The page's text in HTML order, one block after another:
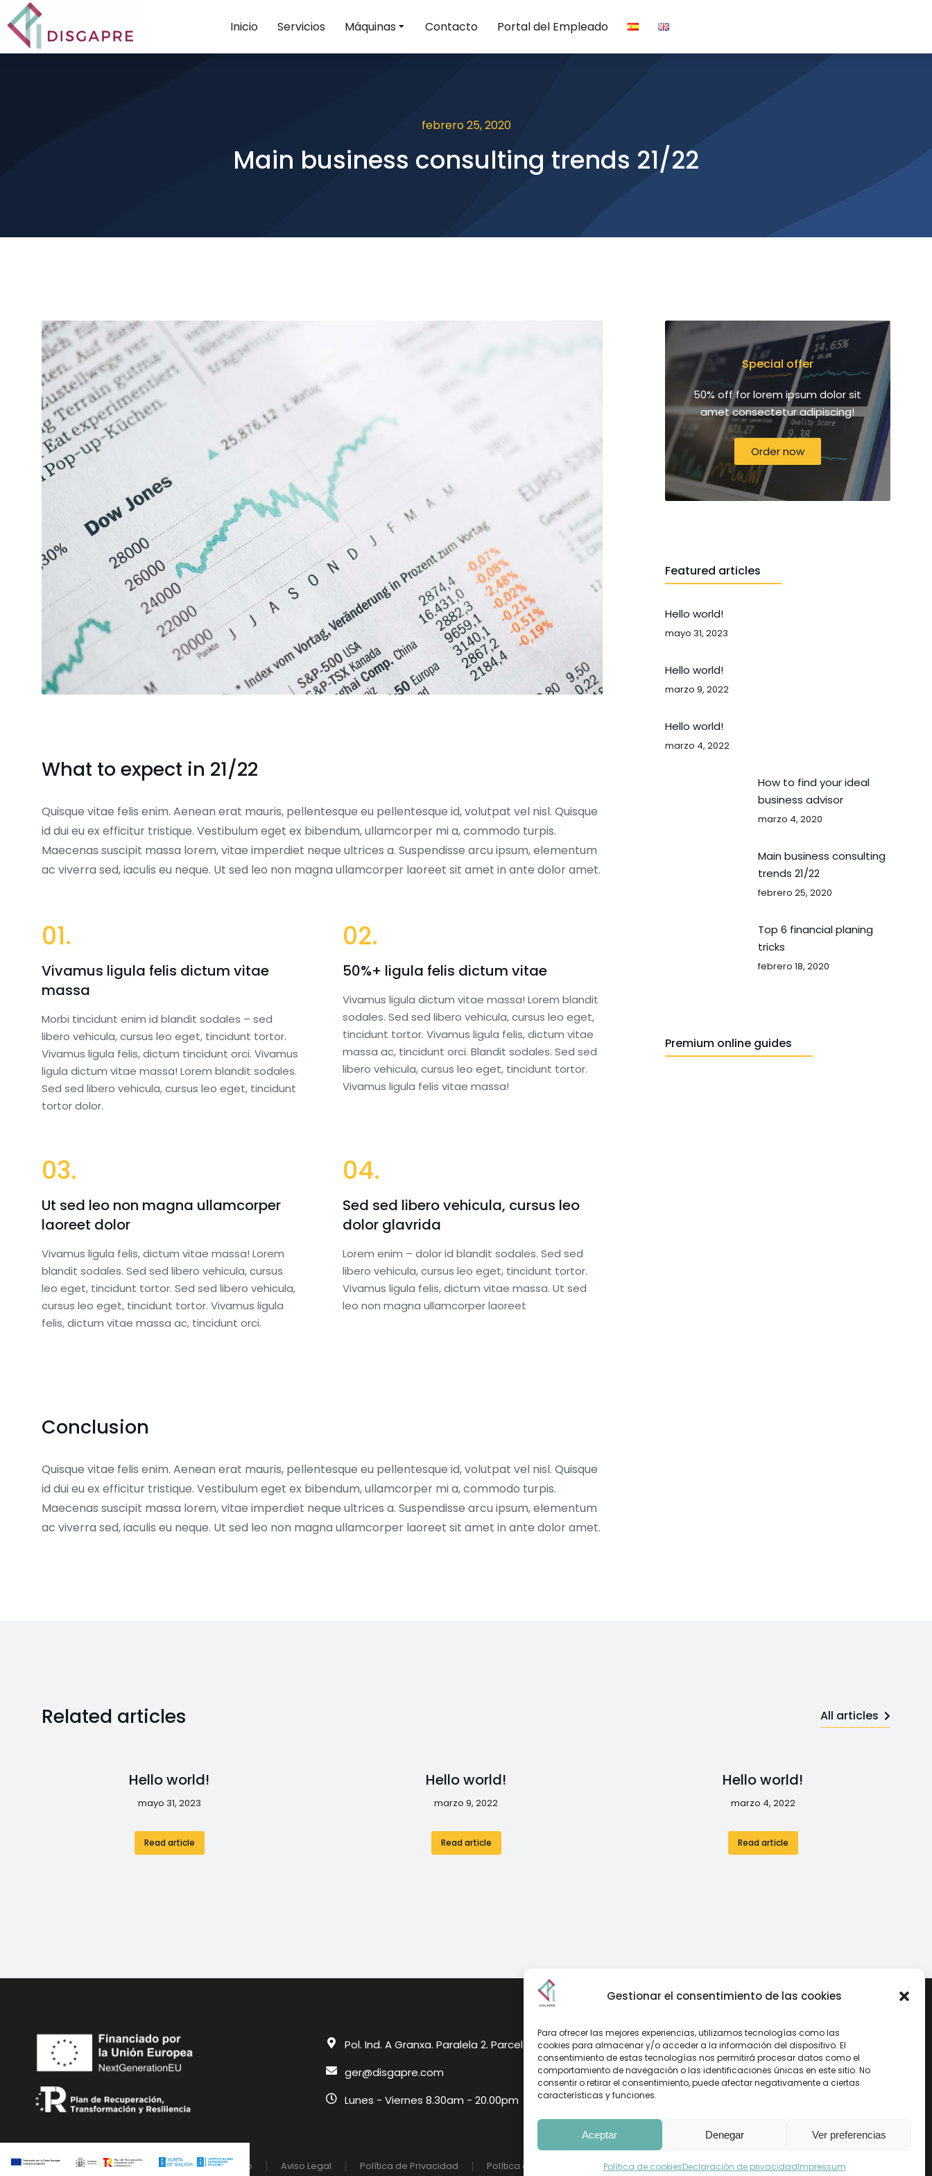
Gestionar el consentimiento de las cookies
Para ofrecer las mejores experiencias, utilizamos tecnologías como las
cookies para almacenar y/o acceder a la información del dispositivo. El
consentimiento de estas tecnologías nos permitirá procesar datos como el
comportamiento de navegación o las identificaciones únicas en este sitio. No
consentir o retirar el consentimiento, puede afectar negativamente a ciertas
características y funciones.
Aceptar Denegar Ver preferencias
Política de cookiesDeclaración de privacidadImpressum
Inicio Servicios Máquinas Contacto Portal del Empleado
febrero 25, 2020
Main business consulting trends 21/22
What to expect in 21/22
Quisque vitae felis enim. Aenean erat mauris, pellentesque eu pellentesque id, volutpat vel nisl. Quisque
id dui eu ex efficitur tristique. Vestibulum eget ex bibendum, ullamcorper mi a, commodo turpis.
Maecenas suscipit massa lorem, vitae imperdiet neque ultrices a. Suspendisse arcu ipsum, elementum
ac viverra sed, iaculis eu neque. Ut sed leo non magna ullamcorper laoreet sit amet in ante dolor amet.
01.
Vivamus ligula felis dictum vitae
massa
Morbi tincidunt enim id blandit sodales – sed
libero vehicula, cursus leo eget, tincidunt tortor.
Vivamus ligula felis, dictum tincidunt orci. Vivamus
ligula dictum vitae massa! Lorem blandit sodales.
Sed sed libero vehicula, cursus leo eget, tincidunt
tortor dolor.
02.
50%+ ligula felis dictum vitae
Vivamus ligula dictum vitae massa! Lorem blandit
sodales. Sed sed libero vehicula, cursus leo eget,
tincidunt tortor. Vivamus ligula felis, dictum vitae
massa ac, tincidunt orci. Blandit sodales. Sed sed
libero vehicula, cursus leo eget, tincidunt tortor.
Vivamus ligula felis vitae massa!
03.
Ut sed leo non magna ullamcorper
laoreet dolor
Vivamus ligula felis, dictum vitae massa! Lorem
blandit sodales. Sed sed libero vehicula, cursus
leo eget, tincidunt tortor. Sed sed libero vehicula,
cursus leo eget, tincidunt tortor. Vivamus ligula
felis, dictum vitae massa ac, tincidunt orci.
04.
Sed sed libero vehicula, cursus leo
dolor glavrida
Lorem enim – dolor id blandit sodales. Sed sed
libero vehicula, cursus leo eget, tincidunt tortor.
Vivamus ligula felis, dictum vitae massa. Ut sed
leo non magna ullamcorper laoreet
Conclusion
Quisque vitae felis enim. Aenean erat mauris, pellentesque eu pellentesque id, volutpat vel nisl. Quisque
id dui eu ex efficitur tristique. Vestibulum eget ex bibendum, ullamcorper mi a, commodo turpis.
Maecenas suscipit massa lorem, vitae imperdiet neque ultrices a. Suspendisse arcu ipsum, elementum
ac viverra sed, iaculis eu neque. Ut sed leo non magna ullamcorper laoreet sit amet in ante dolor amet.
Special offer
50% off for lorem ipsum dolor sit
amet consectetur adipiscing!
Order now
Featured articles
Hello world!
mayo 31, 2023
Hello world!
marzo 9, 2022
Hello world!
marzo 4, 2022
How to find your ideal
business advisor
marzo 4, 2020
Main business consulting
trends 21/22
febrero 25, 2020
Top 6 financial planing
tricks
febrero 18, 2020
Premium online guides
Related articles All articles
Hello world!
mayo 31, 2023
Read article
Hello world!
marzo 9, 2022
Read article
Hello world!
marzo 4, 2022
Read article
Pol. Ind. A Granxa. Paralela 2. Parcela 18. O Porriño 36475
ger@disgapre.com
Lunes - Viernes 8.30am - 20.00pm
+34 986 342 566
Fax 986 342 015
Diseño web by Esquio Aviso Legal Política de Privacidad Política de Calidad Política de Cookies Accesibilidad